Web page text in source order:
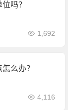
吗？
1,692
么办？
4,116